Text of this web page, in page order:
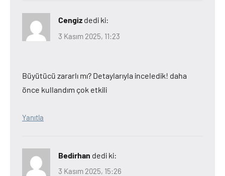
Cengiz dedi ki:
3 Kasım 2025, 11:23
Büyütücü zararlı mı? Detaylarıyla inceledik! daha
önce kullandım çok etkili
Yanıtla
Bedirhan dedi ki:
3 Kasım 2025, 15:26